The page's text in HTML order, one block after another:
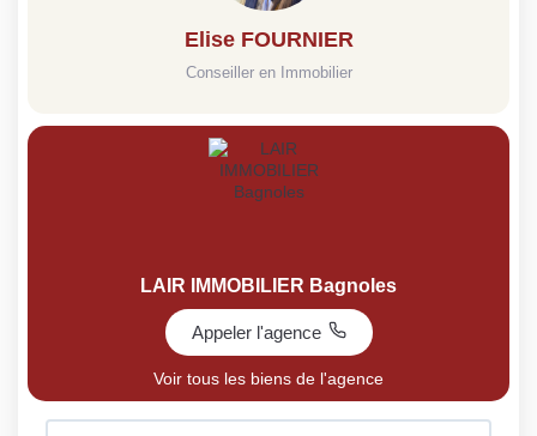
Elise FOURNIER
Conseiller en Immobilier
LAIR IMMOBILIER Bagnoles
Appeler l'agence
Voir tous les biens de l'agence